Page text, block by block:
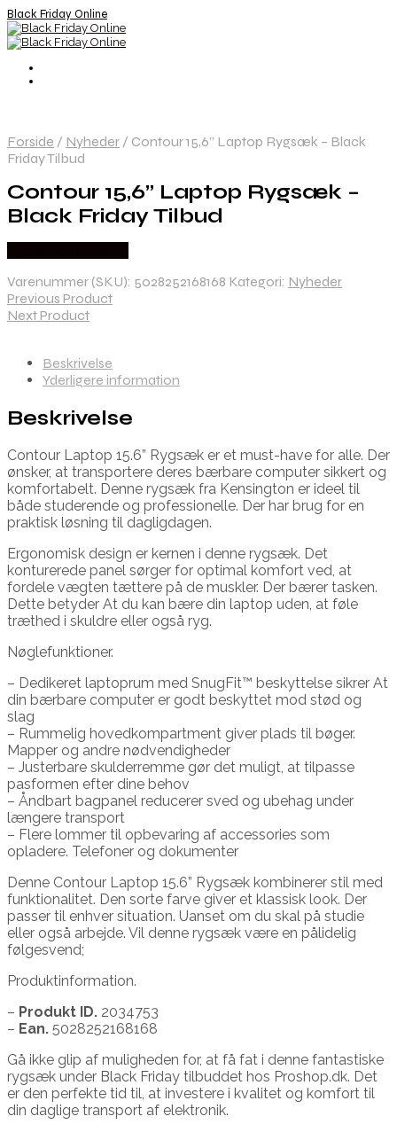
Black Friday Online
Forside / Nyheder / Contour 15,6” Laptop Rygsæk – Black
Friday Tilbud
Contour 15,6” Laptop Rygsæk –
Black Friday Tilbud
Varenummer (SKU): 5028252168168 Kategori: Nyheder
Previous Product
Next Product
Beskrivelse
Yderligere information
Beskrivelse
Contour Laptop 15.6” Rygsæk er et must-have for alle. Der
ønsker, at transportere deres bærbare computer sikkert og
komfortabelt. Denne rygsæk fra Kensington er ideel til
både studerende og professionelle. Der har brug for en
praktisk løsning til dagligdagen.
Ergonomisk design er kernen i denne rygsæk. Det
konturerede panel sørger for optimal komfort ved, at
fordele vægten tættere på de muskler. Der bærer tasken.
Dette betyder At du kan bære din laptop uden, at føle
træthed i skuldre eller også ryg.
Nøglefunktioner.
– Dedikeret laptoprum med SnugFit™ beskyttelse sikrer At
din bærbare computer er godt beskyttet mod stød og
slag
– Rummelig hovedkompartment giver plads til bøger.
Mapper og andre nødvendigheder
– Justerbare skulderremme gør det muligt, at tilpasse
pasformen efter dine behov
– Åndbart bagpanel reducerer sved og ubehag under
længere transport
– Flere lommer til opbevaring af accessories som
opladere. Telefoner og dokumenter
Denne Contour Laptop 15.6” Rygsæk kombinerer stil med
funktionalitet. Den sorte farve giver et klassisk look. Der
passer til enhver situation. Uanset om du skal på studie
eller også arbejde. Vil denne rygsæk være en pålidelig
følgesvend;
Produktinformation.
– Produkt ID. 2034753
– Ean. 5028252168168
Gå ikke glip af muligheden for, at få fat i denne fantastiske
rygsæk under Black Friday tilbuddet hos Proshop.dk. Det
er den perfekte tid til, at investere i kvalitet og komfort til
din daglige transport af elektronik.